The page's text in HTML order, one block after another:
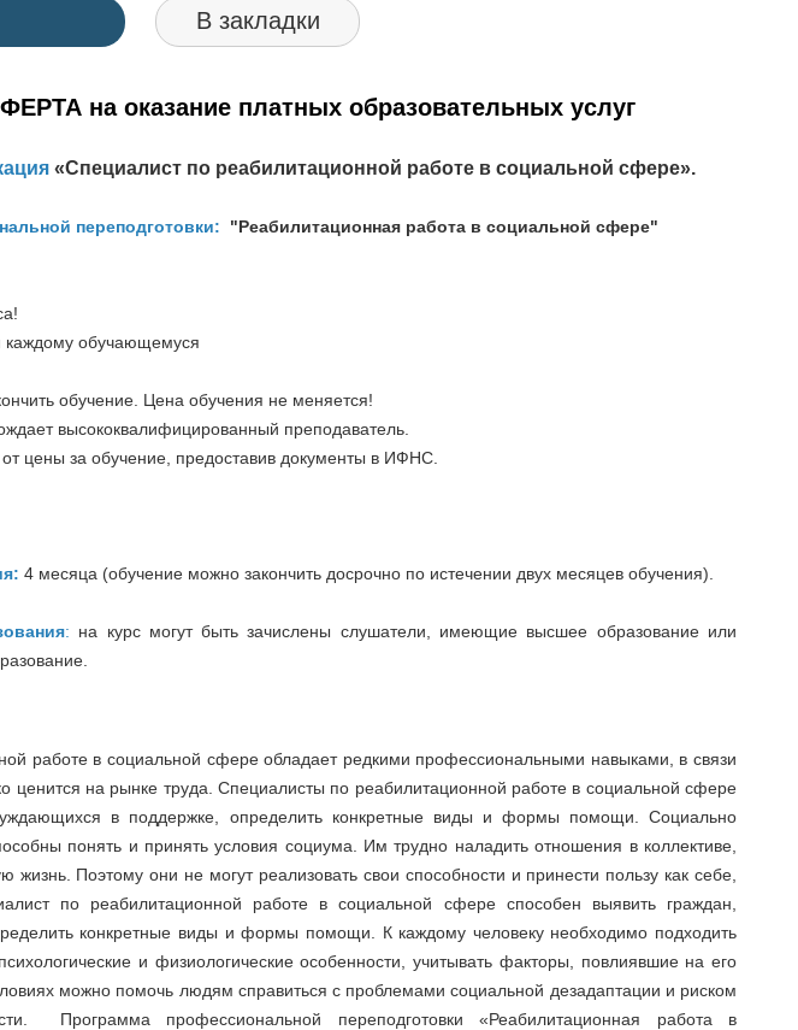
В закладки
на оказание платных образовательных услуг
«Специалист по реабилитационной работе в социальной сфере».
переподготовки: "Реабилитационная работа в социальной сфере"
обучающемуся
обучение. Цена обучения не меняется!
высококвалифицированный преподаватель.
цены за обучение, предоставив документы в ИФНС.
4 месяца (обучение можно закончить досрочно по истечении двух месяцев обучения).
: на курс могут быть зачислены слушатели, имеющие высшее образование или
работе в социальной сфере обладает редкими профессиональными навыками, в связи
ценится на рынке труда. Специалисты по реабилитационной работе в социальной сфере
в поддержке, определить конкретные виды и формы помощи. Социально
понять и принять условия социума. Им трудно наладить отношения в коллективе,
жизнь. Поэтому они не могут реализовать свои способности и принести пользу как себе,
по реабилитационной работе в социальной сфере способен выявить граждан,
конкретные виды и формы помощи. К каждому человеку необходимо подходить
и физиологические особенности, учитывать факторы, повлиявшие на его
можно помочь людям справиться с проблемами социальной дезадаптации и риском
Программа профессиональной переподготовки «Реабилитационная работа в